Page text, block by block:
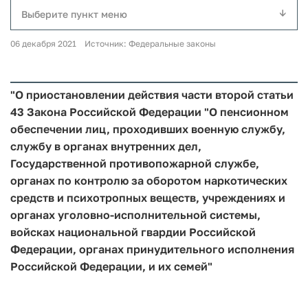
Выберите пункт меню
06 декабря 2021 Источник: Федеральные законы
"О приостановлении действия части второй статьи
43 Закона Российской Федерации "О пенсионном
обеспечении лиц, проходивших военную службу,
службу в органах внутренних дел,
Государственной противопожарной службе,
органах по контролю за оборотом наркотических
средств и психотропных веществ, учреждениях и
органах уголовно-исполнительной системы,
войсках национальной гвардии Российской
Федерации, органах принудительного исполнения
Российской Федерации, и их семей"